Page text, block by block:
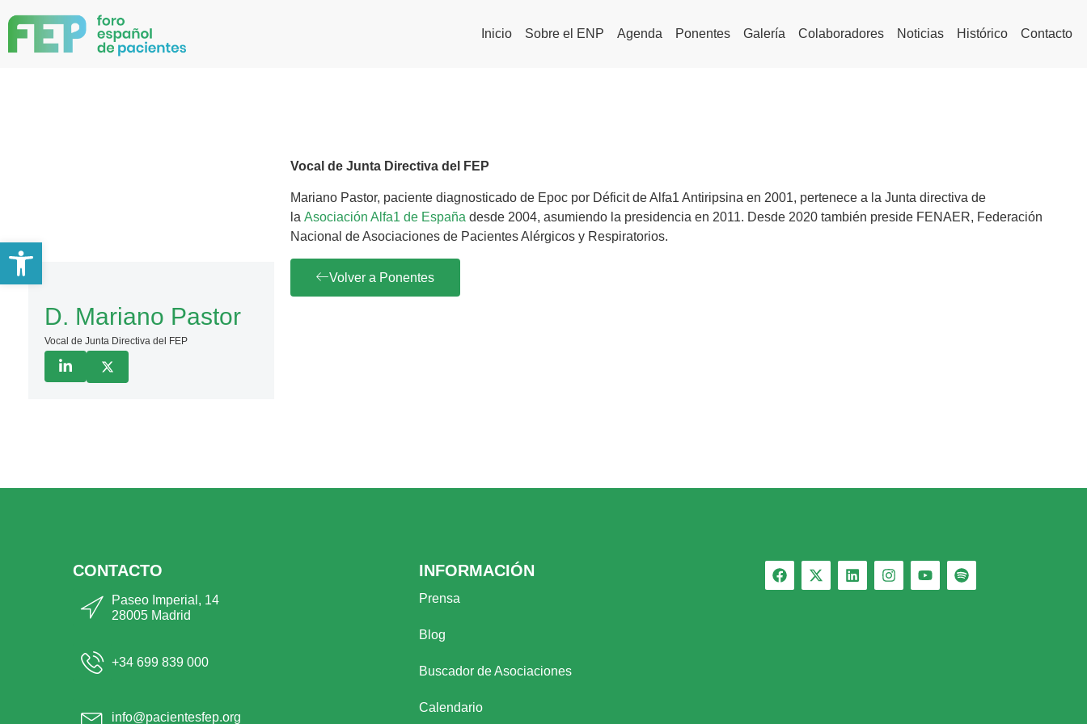
Inicio Sobre el ENP Agenda Ponentes Galería Colaboradores Noticias Histórico Contacto
D. Mariano Pastor
Vocal de Junta Directiva del FEP
Vocal de Junta Directiva del FEP
Mariano Pastor, paciente diagnosticado de Epoc por Déficit de Alfa1 Antiripsina en 2001, pertenece a la Junta directiva de
la Asociación Alfa1 de España desde 2004, asumiendo la presidencia en 2011. Desde 2020 también preside FENAER, Federación
Nacional de Asociaciones de Pacientes Alérgicos y Respiratorios.
Volver a Ponentes
CONTACTO
Paseo Imperial, 14
28005 Madrid
+34 699 839 000
info@pacientesfep.org
INFORMACIÓN
Prensa
Blog
Buscador de Asociaciones
Calendario
Abrir barra de herramientas